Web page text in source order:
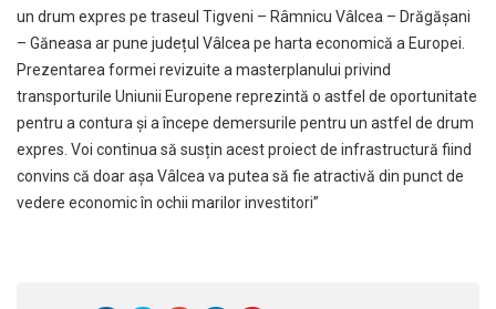
un drum expres pe traseul Tigveni – Râmnicu Vâlcea – Drăgășani
– Găneasa ar pune județul Vâlcea pe harta economică a Europei.
Prezentarea formei revizuite a masterplanului privind
transporturile Uniunii Europene reprezintă o astfel de oportunitate
pentru a contura și a începe demersurile pentru un astfel de drum
expres. Voi continua să susțin acest proiect de infrastructură fiind
convins că doar așa Vâlcea va putea să fie atractivă din punct de
vedere economic în ochii marilor investitori”